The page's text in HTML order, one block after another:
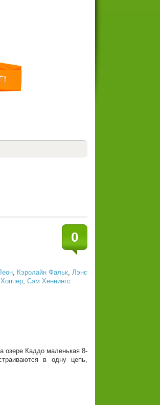
0
, Кэролайн Фальк,Лэнс
, Сэм Хеннингс
озере Каддо маленькая 8-
в одну цепь,